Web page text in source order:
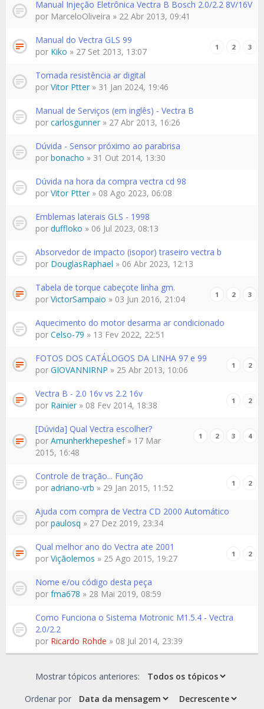
Manual Injeção Eletrônica Vectra B Bosch 2.0/2.2 8V/16V
por MarceloOliveira » 22 Abr 2013, 09:41
Manual do Vectra GLS 99
1 2 3
por Kiko » 27 Set 2013, 13:07
Tomada resistência ar digital
por Vitor Ptter » 31 Jan 2024, 19:46
Manual de Serviços (em inglês) - Vectra B
por carlosgunner » 27 Abr 2013, 16:26
Dúvida - Sensor próximo ao parabrisa
por bonacho » 31 Out 2014, 13:30
Dúvida na hora da compra vectra cd 98
por Vitor Ptter » 08 Ago 2023, 06:08
Emblemas laterais GLS - 1998
por duffloko » 06 Jul 2023, 08:13
Absorvedor de impacto (isopor) traseiro vectra b
por DouglasRaphael » 06 Abr 2023, 12:13
Tabela de torque cabeçote linha gm.
1 2 3
por VictorSampaio » 03 Jun 2016, 21:04
Aquecimento do motor desarma ar condicionado
por Celso-79 » 13 Fev 2022, 22:51
FOTOS DOS CATÁLOGOS DA LINHA 97 e 99
1 2
por GIOVANNIRNP » 25 Abr 2013, 10:06
Vectra B - 2.0 16v vs 2.2 16v
1 2
por Rainier » 08 Fev 2014, 18:38
[Dúvida] Qual Vectra escolher?
1 2 3 4
por Amunherkhepeshef» 17 Mar
2015, 16:48
Controle de tração... Função
1 2
por adriano-vrb » 29 Jan 2015, 11:52
Ajuda com compra de Vectra CD 2000 Automático
por paulosq » 27 Dez 2019, 23:34
Qual melhor ano do Vectra ate 2001
1 2
por Viçãolemos » 25 Ago 2015, 19:27
Nome e/ou código desta peça
por fma678 » 28 Mai 2019, 08:59
Como Funciona o Sistema Motronic M1.5.4 - Vectra
2.0/2.2
por Ricardo Rohde » 08 Jul 2014, 23:39
Mostrar tópicos anteriores:
Ordenar por